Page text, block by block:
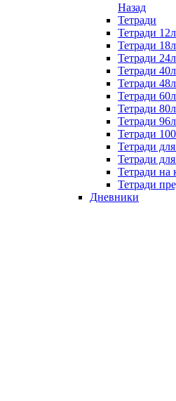
Назад
Тетради
Тетради 12л
Тетради 18л
Тетради 24л
Тетради 40л
Тетради 48л
Тетради 60л
Тетради 80л
Тетради 96л
Тетради
Тетради
Тетради
Тетради на
Тетради
Дневники